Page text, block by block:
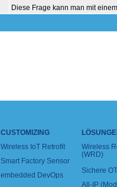
Diese Frage kann man mit
CUSTOMIZING
Wireless IoT Retrofit
Smart Factory Sensor
embedded DevOps
Wireless
(WRD)
Sichere
All-IP